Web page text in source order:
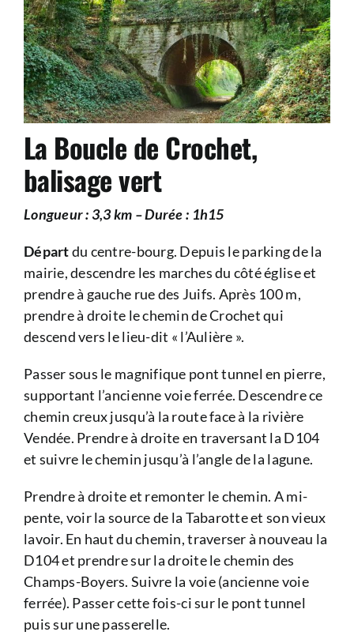
La Boucle de Crochet,
balisage vert
Longueur : 3,3 km – Durée : 1h15
Départdu centre-bourg. Depuis le parking de la
mairie, descendre les marches du côté église et
prendre à gauche rue des Juifs. Après 100 m,
prendre à droite le chemin de Crochet qui
descend vers le lieu-dit « l’Aulière ».
Passer sous le magnifique pont tunnel en pierre,
supportant l’ancienne voie ferrée. Descendre ce
chemin creux jusqu’à la route face à la rivière
Vendée. Prendre à droite en traversant la D104
et suivre le chemin jusqu’à l’angle de la lagune.
Prendre à droite et remonter le chemin. A mi-
pente, voir la source de la Tabarotte et son vieux
lavoir. En haut du chemin, traverser à nouveau la
D104 et prendre sur la droite le chemin des
Champs-Boyers. Suivre la voie (ancienne voie
ferrée). Passer cette fois-ci sur le pont tunnel
puis sur une passerelle.